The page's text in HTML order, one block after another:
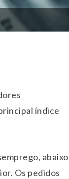
índice
abaixo
Os pedidos